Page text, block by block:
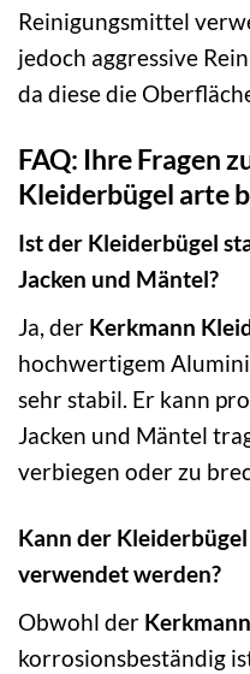
Reinigungsmittel
jedoch aggressive
da diese die
FAQ: Ihre Fragen
Kleiderbügel arte
Ist der Kleiderbügel
Jacken und Mäntel?
Ja, der Kerkmann
hochwertigem
sehr stabil. Er kann
Jacken und Mäntel
verbiegen oder zu
Kann der
verwendet werden?
Obwohl der
korrosionsbeständig